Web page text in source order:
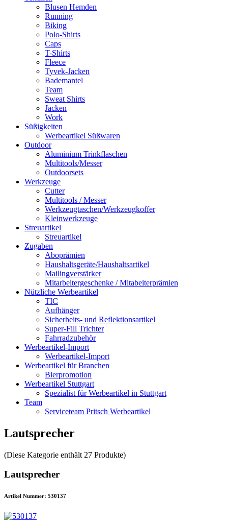
Blusen Hemden
Running
Biking
Polo-Shirts
Caps
T-Shirts
Fleece
Tyvek-Jacken
Bademantel
Team
Sweat Shirts
Jacken
Work
Süßigkeiten
Werbeartikel Süßwaren
Outdoor
Aluminium Trinkflaschen
Multitools/Messer
Outdoorsets
Werkzeuge
Cutter
Multitools / Messer
Werkzeugtaschen/Werkzeugkoffer
Kleinwerkzeuge
Streuartikel
Streuartikel
Zugaben
Aboprämien
Haushaltsgeräte/Haushaltsartikel
Mailingverstärker
Mitarbeitergeschenke / Mitabeiterprämien
Nützliche Werbeartikel
TIC
Aufhänger
Sicherheits- und Reflektionsartikel
Super-Fill Trichter
Fahrradzubehör
Werbeartikel-Import
Werbeartikel-Import
Werbeartikel für Branchen
Bierpromotion
Werbeartikel Stuttgart
Spezialist für Werbeartikel in Stuttgart
Team
Serviceteam Pritsch Werbeartikel
Lautsprecher
(Diese Kategorie enthält 27 Produkte)
Lautsprecher
Artikel Nummer: 530137